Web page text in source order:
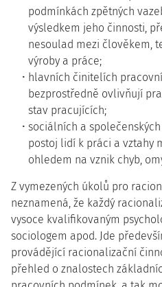
podmínkách zpětných
výsledkem jeho činnosti,
nesoulad mezi člověkem,
výroby a práce;
hlavních činitelích
bezprostředně ovlivňují
stav pracujících;
sociálních a
postoj lidí k práci a vztahy
ohledem na vznik chyb,
Z vymezených úkolů pro
neznamená, že každý
vysoce kvalifikovaným
sociologem apod. Jde
provádějící racionalizační
přehled o znalostech